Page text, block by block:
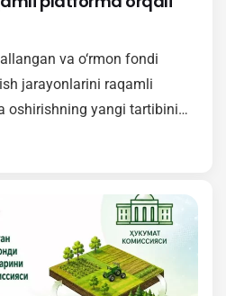
va o‘rmon fondi
jarayonlarini raqamli
oshirishning yangi tartibini
etish maqsadida onlayn
mazmun-mohiyati
berildi. Unga muvofiq,
qishloq xo‘jaligiga
fondi yerlari toifasini